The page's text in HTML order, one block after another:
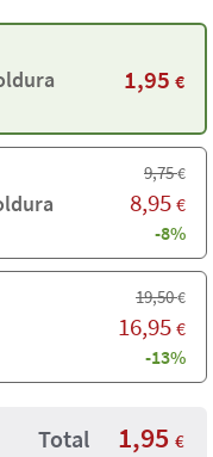
1,95 €
9,75€
8,95 €
-8%
19,50€
16,95 €
-13%
Total 1,95 €